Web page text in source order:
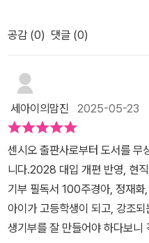
서아이들 수행평가 할 때도 어
야 되는지 막막함을 없애주더라
학습을 위한 도서가 아닌 꿈으
현직 고등교사가 추천하는 100
서들은읽고 싶다는 생각이 들만
은 도끼다, 공정하다는 착각, 착
보이는 거꾸로 읽는 세계사개인
네요^^이 책이 왜 이슈가 되는지
과 같이 읽으면 좋은 책 등등 각
어서바쁜 고등학생들 도서선정
구를 통해 학습 뿐만 아니라진
즐거움>을 구매해야겠다. 먼저
읽을 수 있는지 확인을 거쳐 아
면 지날수록 어떤 책을 읽히면
쏟아져나오기에 이젠 무턱하고
하다. 그렇기에 그 중에서도 양
한 순간인 듯하다. 그렇기에 이
수고하지 않아도 될 듯하다. 독
요한지 몰랐다. 대학입학을 위
읽어내야 하는지도 신기하게 느
이리저리 많은 시행착오를 겪을
들이 많이 줄어들 것으로 예상
국어 잘하는 아이가 이깁니다>
책들을 소개하면서아이들의 생
요.대입 관련한 다양한 교육 관
게 했어요.현직 고등학교 선생
고, 도움이 됩니다.2028 대입
리고 학생들이라면꼭 읽어보세
100 개정판과 함께 해요~
입에서도 큰 변화가 생겼어요.
아이와 작은아이 둘의 대입도 달
해야하는데요.큰 틀만 나오고
정되는데요.수시에서의 학생부
비율이 문제가 되겠죠.아무튼
싶어서 교과전형도 생기부를 놓
중요하지만 생기부도 잘 챙겨야
어떻게 해야할지는 준비하고
다.인문계열, 과학계열, 수학계
수업과 관련된 책을 찾아 읽고
한 확장 과정을 보여주는게 최상
부인데요.수업에서 자기가 흥미
공감 (0) 댓글 (0)
세아이의맘진 2025-05-23
센시오 출판사로부터 도서를 무
니다.2028 대입 개편 반영, 현
기부 필독서 100주경아, 정재
아이가 고등학생이 되고, 강조
생기부를 잘 만들어야 하다보니